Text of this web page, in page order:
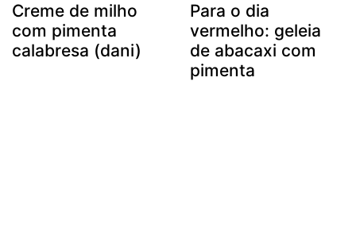
Creme de milho
com pimenta
calabresa (dani)
Para o dia
vermelho: geleia
de abacaxi com
pimenta